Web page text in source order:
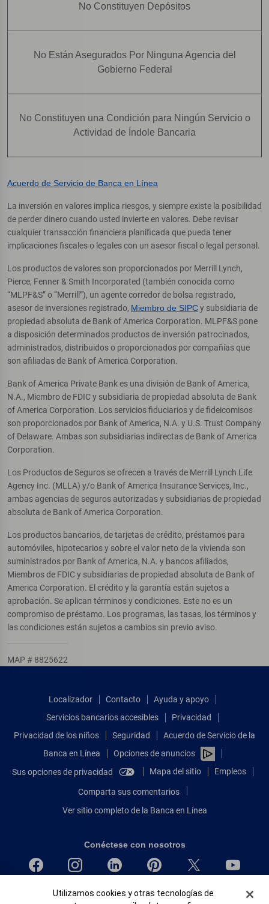
No Constituyen Depósitos
No Están Asegurados Por Ninguna Agencia del
Gobierno Federal
No Constituyen una Condición para Ningún Servicio o
Actividad de Índole Bancaria
Acuerdo de Servicio de Banca en Línea
La inversión en valores implica riesgos, y siempre existe la posibilidad
de perder dinero cuando usted invierte en valores. Debe revisar
cualquier transacción financiera planificada que pueda tener
implicaciones fiscales o legales con un asesor fiscal o legal personal.
Los productos de valores son proporcionados por Merrill Lynch,
Pierce, Fenner & Smith Incorporated (también conocida como
“MLPF&S” o “Merrill”), un agente corredor de bolsa registrado,
asesor de inversiones registrado, Miembro de SIPCy subsidiaria de
propiedad absoluta de Bank of America Corporation. MLPF&S pone
a disposición determinados productos de inversión patrocinados,
administrados, distribuidos o proporcionados por compañías que
son afiliadas de Bank of America Corporation.
Bank of America Private Bank es una división de Bank of America,
N.A., Miembro de FDIC y subsidiaria de propiedad absoluta de Bank
of America Corporation. Los servicios fiduciarios y de fideicomisos
son proporcionados por Bank of America, N.A. y U.S. Trust Company
of Delaware. Ambas son subsidiarias indirectas de Bank of America
Corporation.
Los Productos de Seguros se ofrecen a través de Merrill Lynch Life
Agency Inc. (MLLA) y/o Bank of America Insurance Services, Inc.,
ambas agencias de seguros autorizadas y subsidiarias de propiedad
absoluta de Bank of America Corporation.
Los productos bancarios, de tarjetas de crédito, préstamos para
automóviles, hipotecarios y sobre el valor neto de la vivienda son
suministrados por Bank of America, N.A. y bancos afiliados,
Miembros de FDIC y subsidiarias de propiedad absoluta de Bank of
America Corporation. El crédito y la garantía están sujetos a
aprobación. Se aplican términos y condiciones. Este no es un
compromiso de préstamo. Los programas, las tasas, los términos y
las condiciones están sujetos a cambios sin previo aviso.
MAP # 8825622
Localizador Contacto
Ayuda y apoyo
Servicios bancarios accesibles
Privacidad
Privacidad de los niños
Seguridad
Acuerdo de Servicio de la
Banca en Línea
Opciones de anuncios
Sus opciones de privacidad
Mapa del sitio Empleos
Comparta sus comentarios
Ver sitio completo de la Banca en Línea
Conéctese con nosotros
Bank of America, N.A. Miembro de FDIC.
Banner de Cookies
Utilizamos cookies y otras tecnologías de